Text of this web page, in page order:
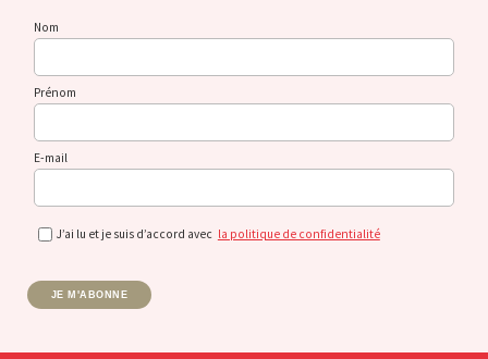
Nom
Prénom
E-mail
J’ai lu et je suis d’accord avec la politique de confidentialité
JE M'ABONNE